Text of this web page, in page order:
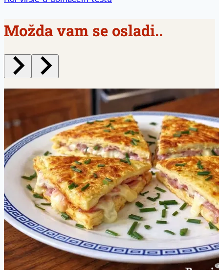
Možda vam se osladi..